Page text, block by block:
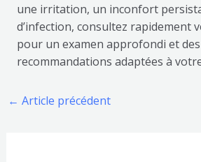
une irritation, un inconfort
d’infection, consultez rapidement
pour un examen approfondi et des
recommandations adaptées à
← Article précédent